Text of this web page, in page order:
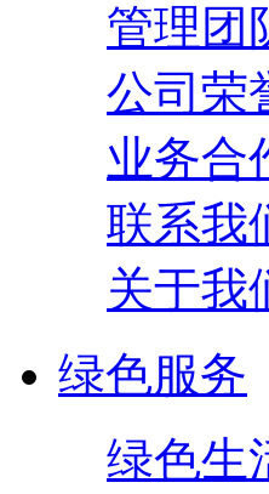
管理团
公司荣
业务合
联系我
关于我
绿色服务
绿色生